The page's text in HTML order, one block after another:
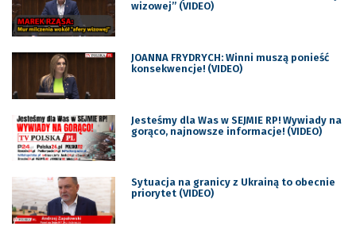
wizowej” (VIDEO)
JOANNA FRYDRYCH: Winni muszą ponieść
konsekwencje! (VIDEO)
Jesteśmy dla Was w SEJMIE RP! Wywiady na
gorąco, najnowsze informacje! (VIDEO)
Sytuacja na granicy z Ukrainą to obecnie
priorytet (VIDEO)